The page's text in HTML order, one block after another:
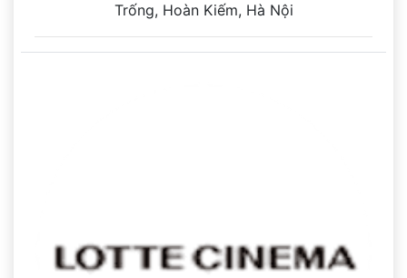
Trống, Hoàn Kiếm, Hà Nội